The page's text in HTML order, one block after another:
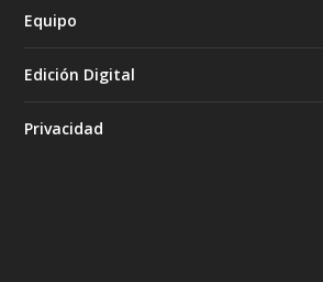
Equipo
Edición Digital
Privacidad